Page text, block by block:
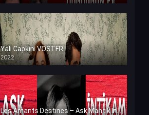
Yali Capkini VOSTFR
2022
Les Amants Destines – Ask Mantik İntikam en VF (Voix Francaise)